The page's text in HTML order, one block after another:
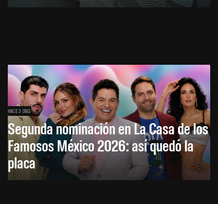
HACE 3 DÍAS
Segunda nominación en La Casa de los
Famosos México 2026: así quedó la
placa